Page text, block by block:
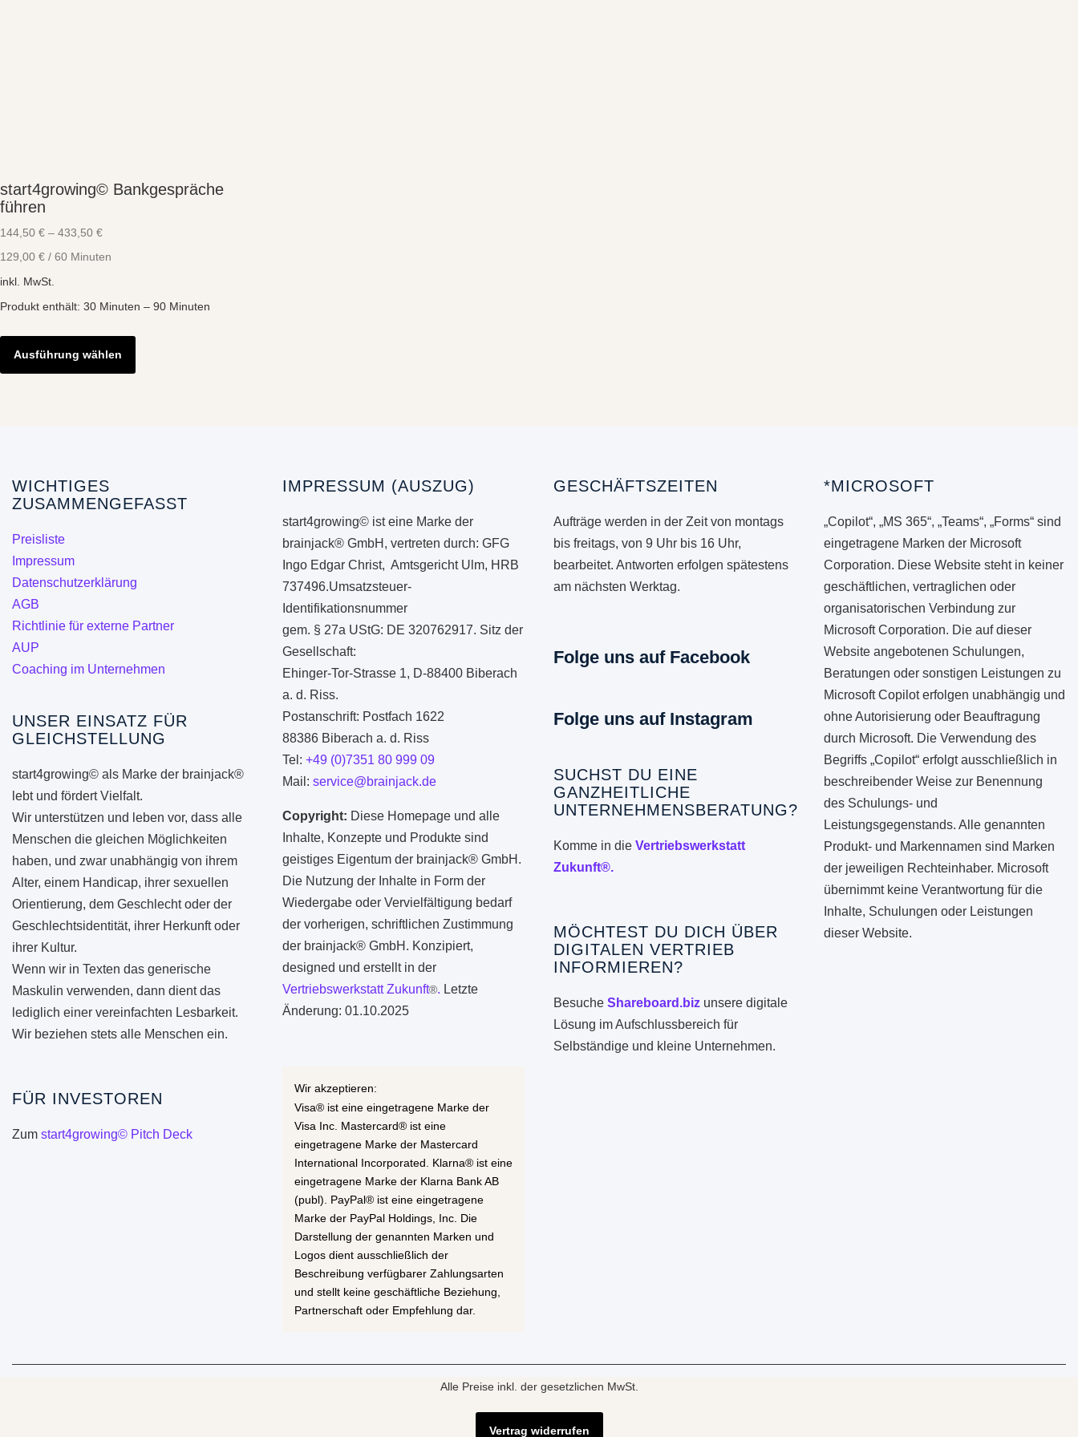
start4growing© Bankgespräche
führen
144,50 € – 433,50 €
129,00 € / 60 Minuten
inkl. MwSt.
Produkt enthält: 30 Minuten – 90 Minuten
Ausführung wählen
weist
können
gewählt
WICHTIGES
ZUSAMMENGEFASST
Preisliste
Impressum
Datenschutzerklärung
AGB
Richtlinie für externe Partner
AUP
Coaching im Unternehmen
UNSER EINSATZ FÜR
GLEICHSTELLUNG
start4growing© als Marke der brainjack®
lebt und fördert Vielfalt.
Wir unterstützen und leben vor, dass alle
Menschen die gleichen Möglichkeiten
haben, und zwar unabhängig von ihrem
Alter, einem Handicap, ihrer sexuellen
Orientierung, dem Geschlecht oder der
Geschlechtsidentität, ihrer Herkunft oder
ihrer Kultur.
Wenn wir in Texten das generische
Maskulin verwenden, dann dient das
lediglich einer vereinfachten Lesbarkeit.
Wir beziehen stets alle Menschen ein.
FÜR INVESTOREN
Zum start4growing© Pitch Deck
IMPRESSUM (AUSZUG)
start4growing© ist eine Marke der
brainjack® GmbH, vertreten durch: GFG
Ingo Edgar Christ, Amtsgericht Ulm, HRB
737496.Umsatzsteuer-
Identifikationsnummer
gem. § 27a UStG: DE 320762917. Sitz der
Gesellschaft:
Ehinger-Tor-Strasse 1, D-88400 Biberach
a. d. Riss.
Postanschrift: Postfach 1622
88386 Biberach a. d. Riss
Tel:+49 (0)7351 80 999 09
Mail:service@brainjack.de
Copyright: Diese Homepage und alle
Inhalte, Konzepte und Produkte sind
geistiges Eigentum der brainjack® GmbH.
Die Nutzung der Inhalte in Form der
Wiedergabe oder Vervielfältigung bedarf
der vorherigen, schriftlichen Zustimmung
der brainjack® GmbH. Konzipiert,
designed und erstellt in der
Vertriebswerkstatt Zukunft®. Letzte
Änderung: 01.10.2025
Wir akzeptieren:
Visa® ist eine eingetragene Marke der
Visa Inc. Mastercard® ist eine
eingetragene Marke der Mastercard
International Incorporated. Klarna® ist eine
eingetragene Marke der Klarna Bank AB
(publ). PayPal® ist eine eingetragene
Marke der PayPal Holdings, Inc. Die
Darstellung der genannten Marken und
Logos dient ausschließlich der
Beschreibung verfügbarer Zahlungsarten
und stellt keine geschäftliche Beziehung,
Partnerschaft oder Empfehlung dar.
GESCHÄFTSZEITEN
Aufträge werden in der Zeit von montags
bis freitags, von 9 Uhr bis 16 Uhr,
bearbeitet. Antworten erfolgen spätestens
am nächsten Werktag.
Folge uns auf Facebook
Folge uns auf Instagram
SUCHST DU EINE
GANZHEITLICHE
UNTERNEHMENSBERATUNG?
Komme in die Vertriebswerkstatt
Zukunft®.
MÖCHTEST DU DICH ÜBER
DIGITALEN VERTRIEB
INFORMIEREN?
Besuche Shareboard.bizunsere digitale
Lösung im Aufschlussbereich für
Selbständige und kleine Unternehmen.
*MICROSOFT
„Copilot“, „MS 365“, „Teams“, „Forms“ sind
eingetragene Marken der Microsoft
Corporation. Diese Website steht in keiner
geschäftlichen, vertraglichen oder
organisatorischen Verbindung zur
Microsoft Corporation. Die auf dieser
Website angebotenen Schulungen,
Beratungen oder sonstigen Leistungen zu
Microsoft Copilot erfolgen unabhängig und
ohne Autorisierung oder Beauftragung
durch Microsoft. Die Verwendung des
Begriffs „Copilot“ erfolgt ausschließlich in
beschreibender Weise zur Benennung
des Schulungs- und
Leistungsgegenstands. Alle genannten
Produkt- und Markennamen sind Marken
der jeweiligen Rechteinhaber. Microsoft
übernimmt keine Verantwortung für die
Inhalte, Schulungen oder Leistungen
dieser Website.
Alle Preise inkl. der gesetzlichen MwSt.
Vertrag widerrufen